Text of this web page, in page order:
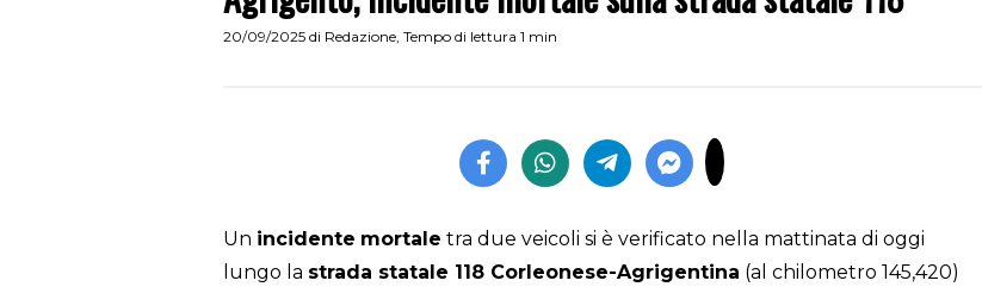
20/09/2025 di Redazione, Tempo di lettura 1 min
Un incidente mortale tra due veicoli si è verificato nella mattinata di oggi
lungo la strada statale 118 Corleonese-Agrigentina (al chilometro 145,420)